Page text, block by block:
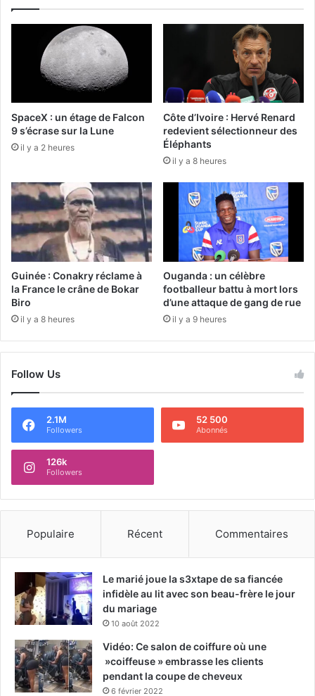
SpaceX : un étage de Falcon
9 s’écrase sur la Lune
il y a 2 heures
Côte d’Ivoire : Hervé Renard
redevient sélectionneur des
Éléphants
il y a 8 heures
Guinée : Conakry réclame à
la France le crâne de Bokar
Biro
il y a 8 heures
Ouganda : un célèbre
footballeur battu à mort lors
d’une attaque de gang de rue
il y a 9 heures
Follow Us
2.1M
Followers
52 500
Abonnés
126k
Followers
Populaire Récent Commentaires
Le marié joue la s3xtape de sa fiancée
infidèle au lit avec son beau-frère le jour
du mariage
10 août 2022
Vidéo: Ce salon de coiffure où une
»coiffeuse » embrasse les clients
pendant la coupe de cheveux
6 février 2022